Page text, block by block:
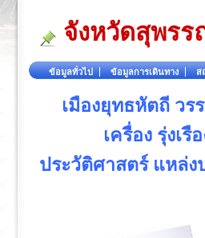
จังหวัดสุพร
ข้อมูลทั่วไป ข้อมูลการเดินทาง ส
เมืองยุทธหัตถี ว
เครื่อง รุ่งเรื
ประวัติศาสตร์ แหล่